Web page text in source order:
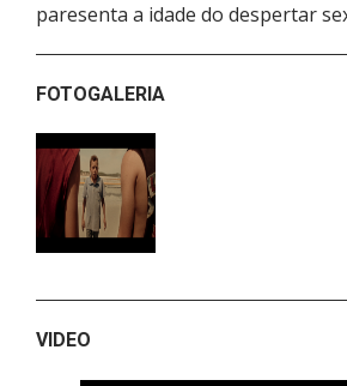
paresenta a idade do despertar
FOTOGALERIA
VIDEO